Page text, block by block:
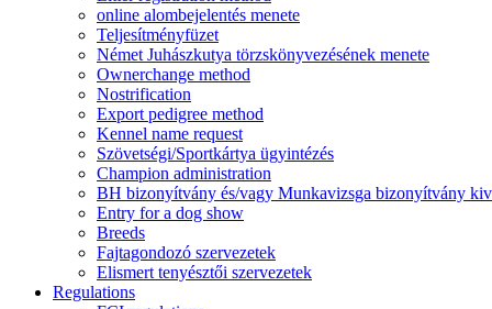
online alombejelentés menete
Teljesítményfüzet
Német Juhászkutya törzskönyvezésének menete
Ownerchange method
Nostrification
Export pedigree method
Kennel name request
Szövetségi/Sportkártya ügyintézés
Champion administration
BH bizonyítvány és/vagy Munkavizsga bizonyítvány
Entry for a dog show
Breeds
Fajtagondozó szervezetek
Elismert tenyésztői szervezetek
Regulations